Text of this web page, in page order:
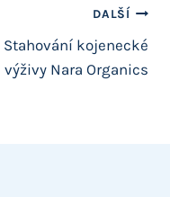
DALŠÍ
Stahování kojenecké
výživy Nara Organics